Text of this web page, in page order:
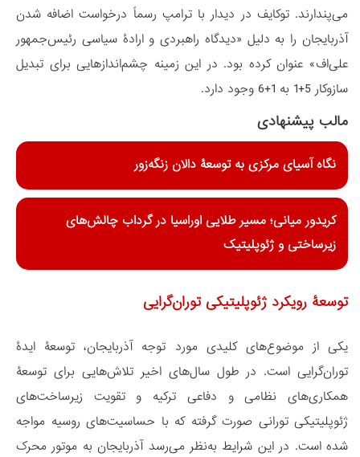
می‌پندارند. توکایف در دیدار با ترامپ رسماً درخواست اضافه شدن
آذربایجان را به دلیل «دیدگاه راهبردی و ارادۀ سیاسی رئیس‌جمهور
علی‌اف» عنوان کرده بود. در این زمینه چشم‌اندازهایی برای تبدیل
سازوکار 5+1 به 1+6 وجود دارد.
مالب پیشنهادی
نگاه آسیای مرکزی به توسعۀ دالان زنگه‌زور
​کریدور میانی؛ مسیر طلایی اوراسیا در گرداب چالش‌های
زیرساختی و ژئوپلیتیک
توسعۀ رویکرد ژئوپلیتیکی توران‌گرایی
یکی از موضوع‌های کلیدی مورد توجه آذربایجان، توسعۀ ایدۀ
توران‌گرایی است. در طول سال‌های اخیر تلاش‌هایی برای توسعۀ
همکاری‌های نظامی و دفاعی ترکیه و تقویت زیرساخت‌های
ژئوپلیتیکی تورانی صورت گرفته که با حساسیت‌های روسیه مواجه
شده است. در این شرایط به‌نظر می‌رسد آذربایجان به موتور محرک